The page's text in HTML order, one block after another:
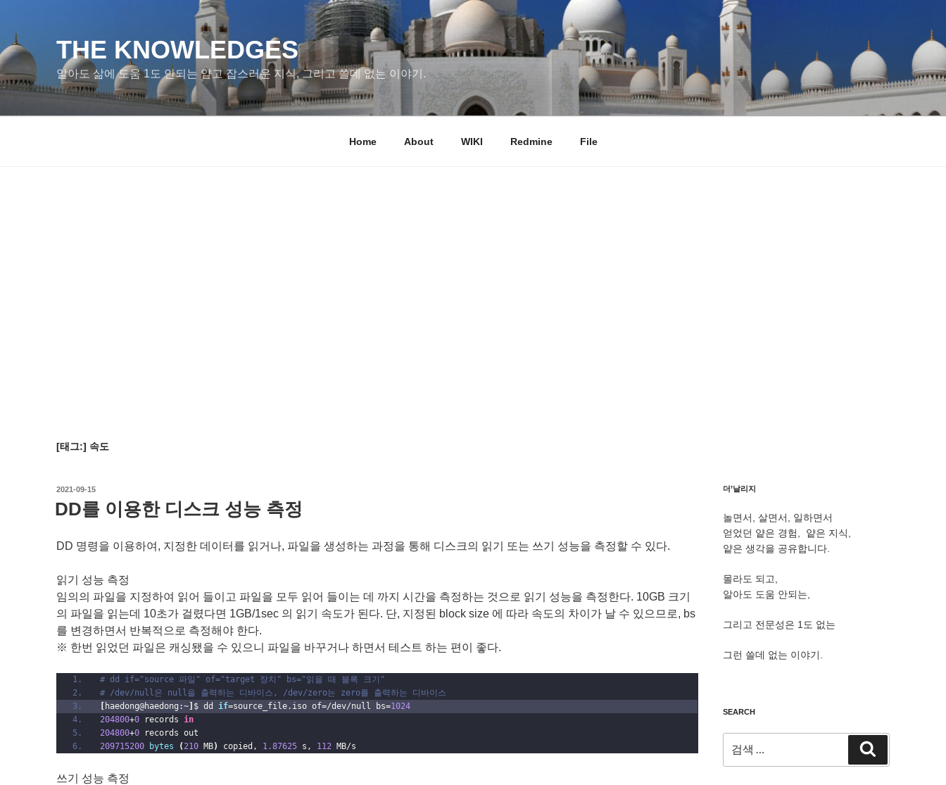
로
바
로
THE KNOWLEDGES
알아도 삶에 도움 1도 안되는 얕고 잡스러운 지식, 그리고 쓸데 없는 이야기.
Home About WIKI Redmine File
[태그:] 속도
작
일
2021-09-15
DD를 이용한 디스크 성능 측정
DD 명령을 이용하여, 지정한 데이터를 읽거나, 파일을 생성하는 과정을 통해 디스크의 읽기 또는 쓰기 성능을 측정할 수 있다.
읽기 성능 측정
임의의 파일을 지정하여 읽어 들이고 파일을 모두 읽어 들이는 데 까지 시간을 측정하는 것으로 읽기 성능을 측정한다. 10GB 크기
의 파일을 읽는데 10초가 걸렸다면 1GB/1sec 의 읽기 속도가 된다. 단, 지정된 block size 에 따라 속도의 차이가 날 수 있으므로, bs
를 변경하면서 반복적으로 측정해야 한다.
※ 한번 읽었던 파일은 캐싱됐을 수 있으니 파일을 바꾸거나 하면서 테스트 하는 편이 좋다.
# dd if="source 파일" of="target 장치" bs="읽을 때 블록 크기"
# /dev/null은 null을 출력하는 디바이스, /dev/zero는 zero를 출력하는 디바이스
[ haedong@haedong:~] $ dd if=source_file.iso of=/dev/null bs=1024
204800+0 records in
204800+0 records out
209715200
bytes (210 MB) copied, 1.87625 s, 112 MB/s
쓰기 성능 측정
더’날리지
놀면서, 살면서, 일하면서
얻었던 얕은 경험, 얕은 지식,
얕은 생각을 공유합니다.
몰라도 되고,
알아도 도움 안되는,
그리고 전문성은 1도 없는
그런 쓸데 없는 이야기.
SEARCH
색:
색